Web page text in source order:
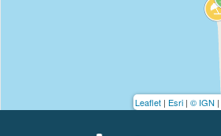
Leaflet | Esri | © IGN |